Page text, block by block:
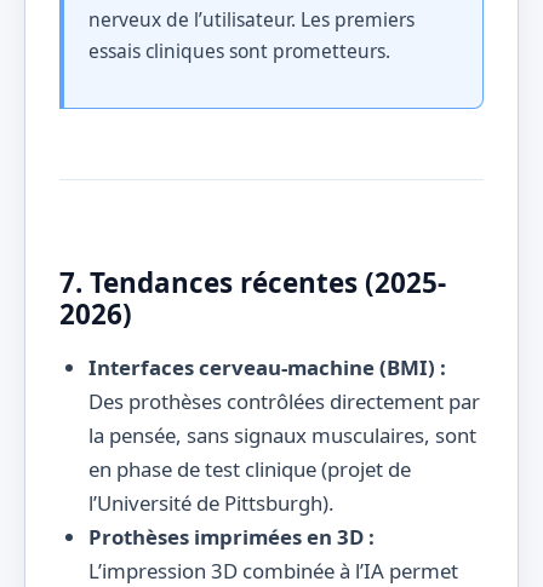
nerveux de l’utilisateur. Les premiers
essais cliniques sont prometteurs.
7. Tendances récentes (2025-
2026)
Interfaces cerveau-machine (BMI) :
Des prothèses contrôlées directement par
la pensée, sans signaux musculaires, sont
en phase de test clinique (projet de
l’Université de Pittsburgh).
Prothèses imprimées en 3D :
L’impression 3D combinée à l’IA permet